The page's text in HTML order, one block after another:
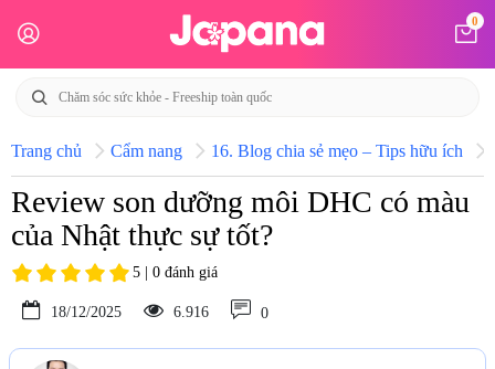
0
Trang chủ Cẩm nang 16. Blog chia sẻ mẹo – Tips hữu ích
Review son dưỡng môi DHC có màu
của Nhật thực sự tốt?
5 | 0 đánh giá
18/12/2025 6.916 0